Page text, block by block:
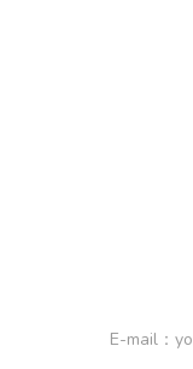
E-mail：